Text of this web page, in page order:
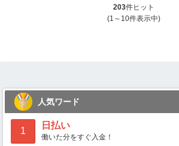
203件ヒット
(1～10件表示中)
人気ワード
1
日払い
働いた分をすぐ入金！